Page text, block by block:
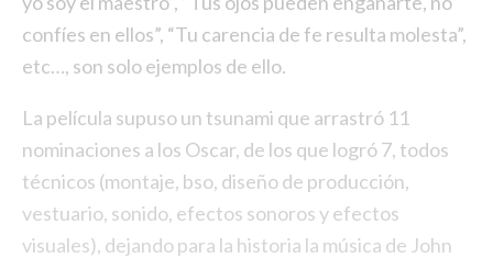
confíes en ellos”, “Tu carencia de fe resulta molesta”,
etc…, son solo ejemplos de ello.
La película supuso un tsunami que arrastró 11
nominaciones a los Oscar, de los que logró 7, todos
técnicos (montaje, bso, diseño de producción,
vestuario, sonido, efectos sonoros y efectos
visuales), dejando para la historia la música de John